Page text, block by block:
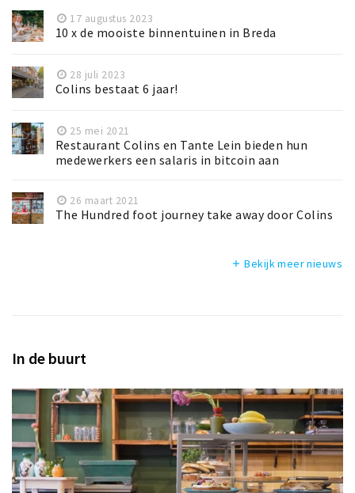
17 augustus 2023
10 x de mooiste binnentuinen in Breda
28 juli 2023
Colins bestaat 6 jaar!
25 mei 2021
Restaurant Colins en Tante Lein bieden hun
medewerkers een salaris in bitcoin aan
26 maart 2021
The Hundred foot journey take away door Colins
add Bekijk meer nieuws
In de buurt